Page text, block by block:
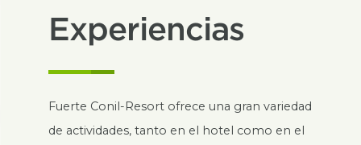
Experiencias
Fuerte Conil-Resort ofrece una gran variedad
de actividades, tanto en el hotel como en el